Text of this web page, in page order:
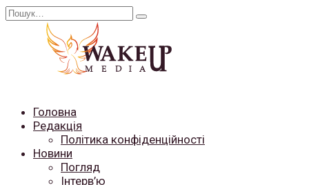
Перейти
Search
Головна
Редакція
Політика конфіденційності
Новини
Погляд
Інтерв’ю